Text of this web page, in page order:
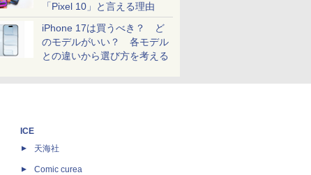
「Pixel 10」と言える理由
iPhone 17は買うべき？ ど
のモデルがいい？ 各モデル
との違いから選び方を考える
ICE
天海社
Comic curea